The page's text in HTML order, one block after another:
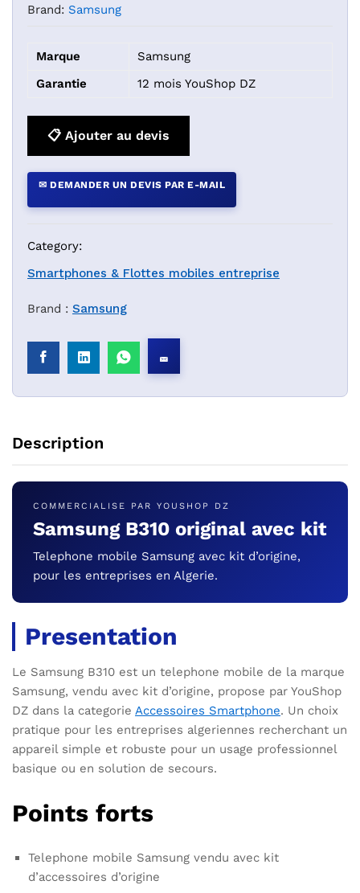
Brand: Samsung
Marque
Samsung
Garantie
12 mois YouShop DZ
📋 Ajouter au devis
✉ DEMANDER UN DEVIS PAR E-MAIL
Category:
Smartphones & Flottes mobiles entreprise
Brand : Samsung
Description
COMMERCIALISE PAR YOUSHOP DZ
Samsung B310 original avec kit
Telephone mobile Samsung avec kit d’origine,
pour les entreprises en Algerie.
Presentation
Le Samsung B310 est un telephone mobile de la marque
Samsung, vendu avec kit d’origine, propose par YouShop
DZ dans la categorie Accessoires Smartphone. Un choix
pratique pour les entreprises algeriennes recherchant un
appareil simple et robuste pour un usage professionnel
basique ou en solution de secours.
Points forts
Telephone mobile Samsung vendu avec kit
d’accessoires d’origine